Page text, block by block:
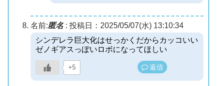
名前:匿名: 投稿日：2025/05/07(水) 13:10:34
シンデレラ巨大化はせっかくだからカッコいい
ゼノギアスっぽいロボになってほしい
+5 返信